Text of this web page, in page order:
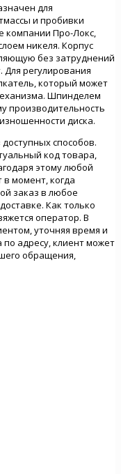
для
и пробивки
компании Про-Локс,
никеля. Корпус
без затруднений
регулирования
который может
Шпинделем
производительность
диска.
способов.
код товара,
этому любой
момент, когда
заказ в любое
Как только
оператор. В
уточняя время и
адресу, клиент может
обращения,